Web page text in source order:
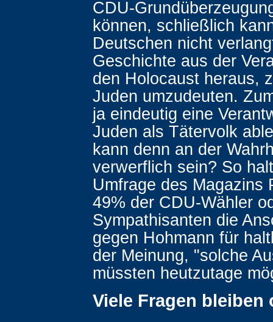
CDU-
können, schließlich
Deutschen nicht
Geschichte aus der
den Holocaust heraus,
Juden umzudeuten.
ja eindeutig eine
Juden als Tätervolk
kann denn an der
verwerflich sein? So
Umfrage des Magazins
49% der CDU-Wähler
Sympathisanten die
gegen Hohmann für
der Meinung, "solche
müssten heutzutage
Viele Fragen bleiben